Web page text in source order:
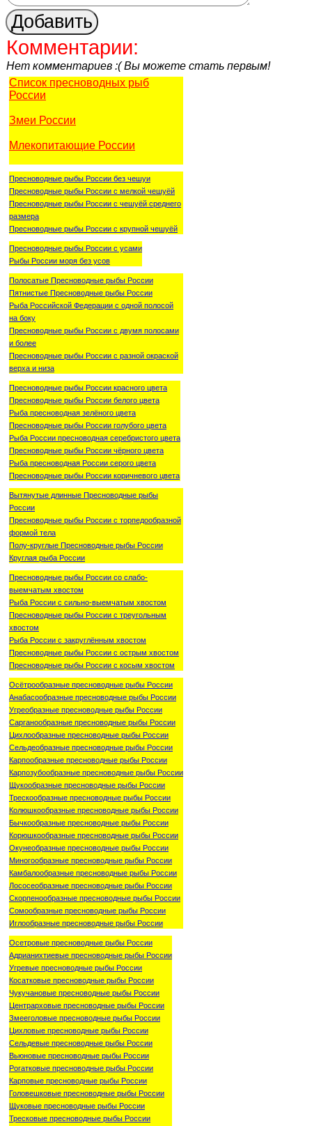
Комментарии:
Нет комментариев :( Вы можете стать первым!
Список пресноводных рыб
России
Змеи России
Млекопитающие России
Пресноводные рыбы России без чешуи
Пресноводные рыбы России с мелкой чешуёй
Пресноводные рыбы России с чешуёй среднего
размера
Пресноводные рыбы России с крупной чешуёй
Пресноводные рыбы России с усами
Рыбы России моря без усов
Полосатые Пресноводные рыбы России
Пятнистые Пресноводные рыбы России
Рыба Российской Федерации с одной полосой
на боку
Пресноводные рыбы России с двумя полосами
и более
Пресноводные рыбы России с разной окраской
верха и низа
Пресноводные рыбы России красного цвета
Пресноводные рыбы России белого цвета
Рыба пресноводная зелёного цвета
Пресноводные рыбы России голубого цвета
Рыба России пресноводная серебристого цвета
Пресноводные рыбы России чёрного цвета
Рыба пресноводная России серого цвета
Пресноводные рыбы России коричневого цвета
Вытянутые длинные Пресноводные рыбы
России
Пресноводные рыбы России с торпедообразной
формой тела
Полу-круглые Пресноводные рыбы России
Круглая рыба России
Пресноводные рыбы России со слабо-
выемчатым хвостом
Рыба России с сильно-выемчатым хвостом
Пресноводные рыбы России с треугольным
хвостом
Рыба России с закруглённым хвостом
Пресноводные рыбы России с острым хвостом
Пресноводные рыбы России с косым хвостом
Осётрообразные пресноводные рыбы России
Анабасообразные пресноводные рыбы России
Угреобразные пресноводные рыбы России
Сарганообразные пресноводные рыбы России
Цихлообразные пресноводные рыбы России
Сельдеобразные пресноводные рыбы России
Карпообразные пресноводные рыбы России
Карпозубообразные пресноводные рыбы России
Щукообразные пресноводные рыбы России
Трескообразные пресноводные рыбы России
Колюшкообразные пресноводные рыбы России
Бычкообразные пресноводные рыбы России
Корюшкообразные пресноводные рыбы России
Окунеобразные пресноводные рыбы России
Миногообразные пресноводные рыбы России
Камбалообразные пресноводные рыбы России
Лососеобразные пресноводные рыбы России
Скорпенообразные пресноводные рыбы России
Сомообразные пресноводные рыбы России
Иглообразные пресноводные рыбы России
Осетровые пресноводные рыбы России
Адрианихтиевые пресноводные рыбы России
Угревые пресноводные рыбы России
Косатковые пресноводные рыбы России
Чукучановые пресноводные рыбы России
Центрарховые пресноводные рыбы России
Змееголовые пресноводные рыбы России
Цихловые пресноводные рыбы России
Сельдевые пресноводные рыбы России
Вьюновые пресноводные рыбы России
Рогатковые пресноводные рыбы России
Карповые пресноводные рыбы России
Головешковые пресноводные рыбы России
Щуковые пресноводные рыбы России
Тресковые пресноводные рыбы России